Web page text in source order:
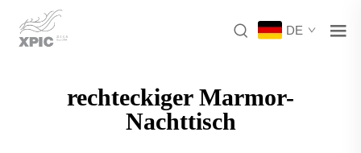
DE
rechteckiger Marmor-
Nachttisch